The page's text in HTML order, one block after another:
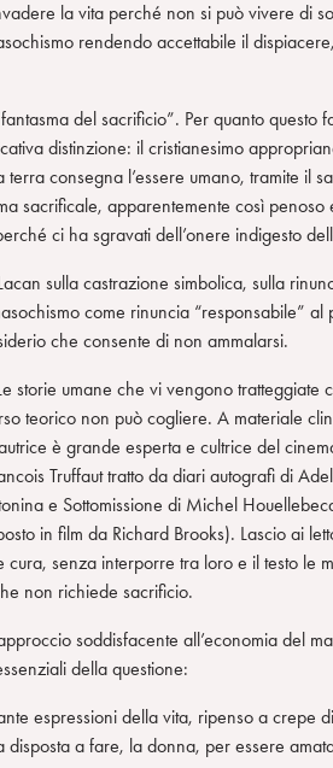
la vita perché non si può vivere di
rendendo accettabile il
del sacrificio”. Per quanto questo
distinzione: il cristianesimo
consegna l’essere umano, tramite il
sacrificale, apparentemente così penoso
ci ha sgravati dell’onere indigesto
sulla castrazione simbolica, sulla
come rinuncia “responsabile”
che consente di non ammalarsi.
umane che vi vengono tratteggiate
teorico non può cogliere. A materiale
è grande esperta e cultrice del
Truffaut tratto da diari autografi di
e Sottomissione di Michel
in film da Richard Brooks). Lascio ai
senza interporre tra loro e il testo le
non richiede sacrificio.
soddisfacente all’economia del
della questione:
espressioni della vita, ripenso a crepe
a fare, la donna, per essere